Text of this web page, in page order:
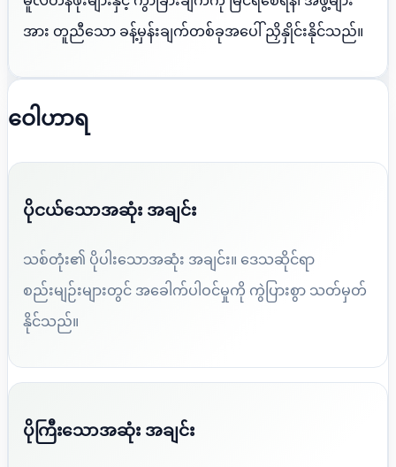
အား တူညီသော ခန့်မှန်းချက်တစ်ခုအပေါ် ညှိနှိုင်းနိုင်သည်။
ဝေါဟာရ
ပိုငယ်သောအဆုံး အချင်း
သစ်တုံး၏ ပိုပါးသောအဆုံး အချင်း။ ဒေသဆိုင်ရာ
စည်းမျဉ်းများတွင် အခေါက်ပါဝင်မှုကို ကွဲပြားစွာ သတ်မှတ်
နိုင်သည်။
ပိုကြီးသောအဆုံး အချင်း